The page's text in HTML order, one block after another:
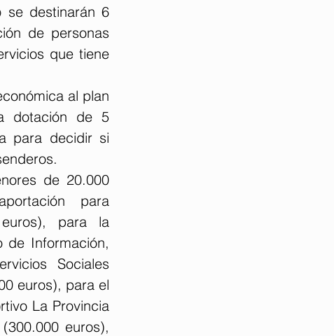
se destinarán 6
de personas
que tiene
al plan
dotación de 5
para decidir si
de 20.000
para
para la
de Información,
Sociales
euros), para el
La Provincia
euros),